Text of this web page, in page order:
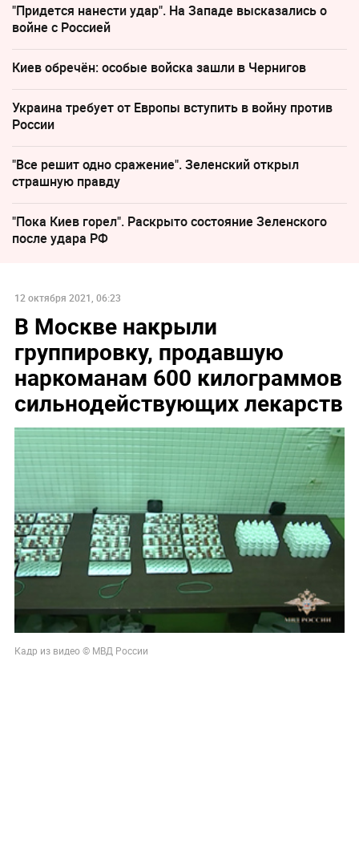
"Придется нанести удар". На Западе высказались о
войне с Россией
Киев обречён: особые войска зашли в Чернигов
Украина требует от Европы вступить в войну против
России
"Все решит одно сражение". Зеленский открыл
страшную правду
"Пока Киев горел". Раскрыто состояние Зеленского
после удара РФ
12 октября 2021, 06:23
В Москве накрыли
группировку, продавшую
наркоманам 600 килограммов
сильнодействующих лекарств
Кадр из видео © МВД России